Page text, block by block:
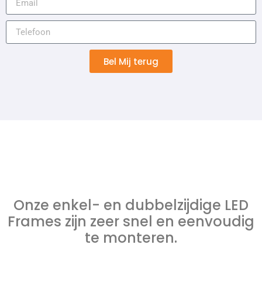
Bel Mij terug
Onze enkel- en dubbelzijdige LED
Frames zijn zeer snel en eenvoudig
te monteren.